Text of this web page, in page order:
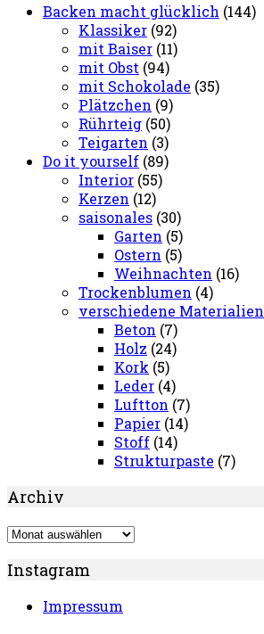
Backen macht glücklich (144)
Klassiker (92)
mit Baiser (11)
mit Obst (94)
mit Schokolade (35)
Plätzchen (9)
Rührteig (50)
Teigarten (3)
Do it yourself (89)
Interior (55)
Kerzen (12)
saisonales (30)
Garten (5)
Ostern (5)
Weihnachten (16)
Trockenblumen (4)
verschiedene Materialien
Beton (7)
Holz (24)
Kork (5)
Leder (4)
Luftton (7)
Papier (14)
Stoff (14)
Strukturpaste (7)
Archiv
Archiv
Instagram
Impressum